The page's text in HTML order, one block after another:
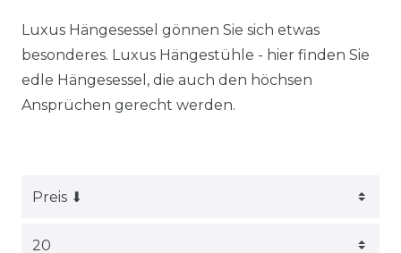
Luxus Hängesessel gönnen Sie sich etwas
besonderes. Luxus Hängestühle - hier finden Sie
edle Hängesessel, die auch den höchsen
Ansprüchen gerecht werden.